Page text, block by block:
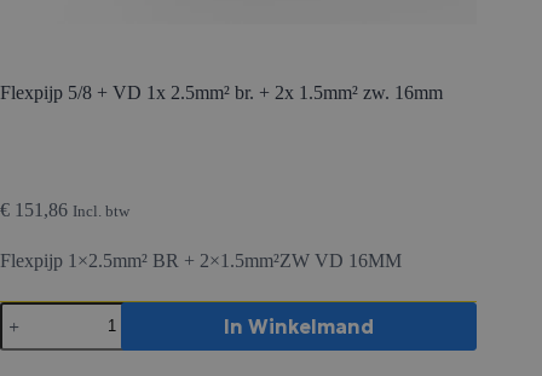
Flexpijp 5/8 + VD 1x 2.5mm² br. + 2x 1.5mm² zw. 16mm
€ 151,86 Incl. btw
Flexpijp 1×2.5mm² BR + 2×1.5mm²ZW VD 16MM
Flexpijp
5/8
+
In Winkelmand